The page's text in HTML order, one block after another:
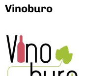
Vinoburo